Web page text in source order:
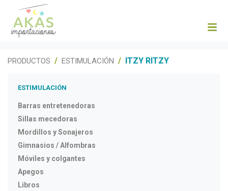
PRODUCTOS ESTIMULACIÓN ITZY RITZY
ESTIMULACIÓN
Barras entretenedoras
Sillas mecedoras
Mordillos y Sonajeros
Gimnasios / Alfombras
Móviles y colgantes
Apegos
Libros